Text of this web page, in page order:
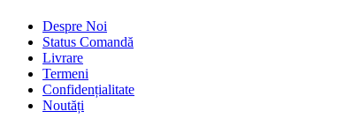
Despre Noi
Status Comandă
Livrare
Termeni
Confidențialitate
Noutăți